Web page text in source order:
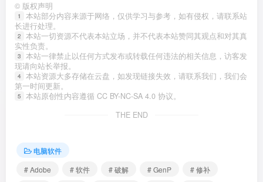
© 版权声明
1
本站部分内容来源于网络，仅供学习与参考，如有侵权，请联系站
长进行处理。
2
本站一切资源不代表本站立场，并不代表本站赞同其观点和对其真
实性负责。
3
本站一律禁止以任何方式发布或转载任何违法的相关信息，访客发
现请向站长举报。
4 本站资源大多存储在云盘，如发现链接失效，请联系我们，我们会
第一时间更新。
5
本站原创性内容遵循 CC BY-NC-SA 4.0 协议。
THE END
电脑软件
# Adobe
# 软件 # 破解 # GenP
# 修补